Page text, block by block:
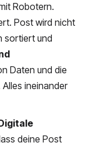
Robotern.
Post wird nicht
sortiert und
Daten und die
ineinander
deine Post